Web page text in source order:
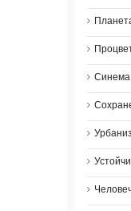
Синема